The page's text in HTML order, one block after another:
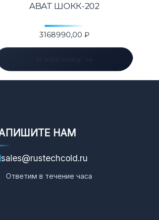
ABAT ШОКК-202
3168990,00 ₽
НАМ
sales@rustechcold.ru
Ответим в течение часа